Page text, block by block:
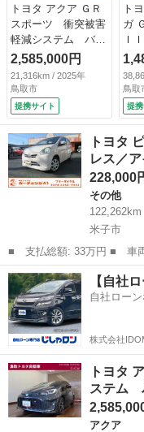
トヨタ アクア ＧＲ
スポーツ 衝突被害
軽減システム バッ
クカメラ ＥＴＣ
ドラレコ ＬＥＤヘ
ッドランプ スマー
トキー オートクル
ーズコントロール
ハイブリッド （検
10.4）
2,585,000円
21,316km / 2025年
鳥取市
提携サイト
ト
ガ
Ｉ
突
ム
リ
生
両
Ｌ
プ
（
鳥取
提携
トヨタ
レス／
228,000
その他
122,262km
米子市
■ 支払総額: 33万円 ■ 車両本体価格： 228,000 円 ■ メーカー
名： トヨタ ■ 車種名：
ｆ ４ＷＤ／キーレス／ア
難防止装置／修復...
鳥取 米子市 その他
【自社
自社ロー
株式会社
トヨタ
ステム
アクア